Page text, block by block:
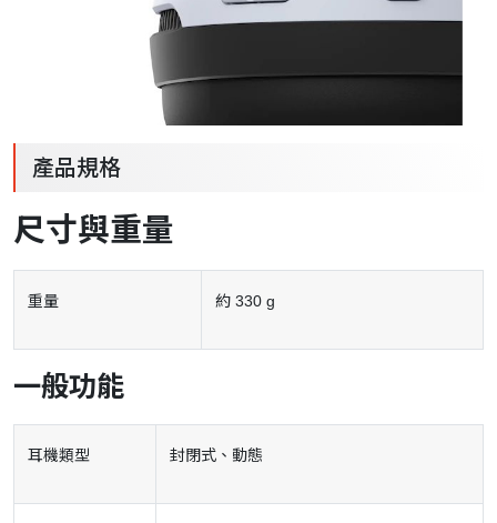
產品規格
尺寸與重量
重量 約 330 g
一般功能
耳機類型 封閉式、動態